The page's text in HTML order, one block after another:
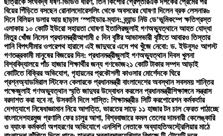
ছাত্রীকে সংঘবদ্ধ ধর্ষণ-ভিডিও ধারণ, তিন কিশোর গ্রেপ্তারএক দশকের প্রেমের পর
বিয়ের পিঁড়িতে বসছেন রোনালদোরেসলিং থেকে অবসরের ঘোষণা দিলেন ব্রক লেসনার৬
দিনে বিলিয়ন ডলার আয় ছাড়াল ‘স্পাইডার-ম্যান: ব্র্যান্ড নিউ ডে’ভূমিকম্পে ক্ষতিগ্রস্ত
এলাকায় ১০ কোটি ইউরো সহায়তা ঘোষণা ইতালিরজুলাই গণঅভ্যুত্থানে আহত যোদ্ধা
মিতুর খোঁজ নিলেন প্রধানমন্ত্রীআগামী ৫ দিন বৃষ্টির আভাসভারী বৃষ্টিতে আবারও তিস্তার
পানি বিপৎসীমার ওপরেপথ হারালে এই জাদুঘরে এসে পথ খুঁজে নেবো: ড. ইউনূস৫ আগস্ট
গণতন্ত্রকামী মানুষের বিজয়ের দিন: প্রধানমন্ত্রীজুলাই গণঅভ্যুত্থান দিবস খুলনা
বিশ্ববিদ্যালয়ে পাঁচ হাজার শিক্ষার্থীর জন্য গণভোজ২১ কোটি টাকার সম্পদ আড়াই
কোটিতে বিক্রির অভিযোগ, গৃহায়নের প্রকৌশলী কাওসার মোর্শেদকে ঘিরে
প্রশ্নঅ্যাডমিরাল স্টিফেন কেলারকে প্রধানমন্ত্রী বাংলাদেশের অবস্থান সবসময় শান্তির
পক্ষেজুলাই গণঅভ্যুত্থান স্মৃতি জাদুঘর উদ্বোধন করলেন প্রধানমন্ত্রীশিক্ষাঙ্গনে সন্ত্রাস
বরদাশত করা হবে না, উসকানি দিলে শাস্তি: শিক্ষামন্ত্রী৪ সিটি করপোরেশন কর্মকর্তার
দেশত্যাগে নিষেধাজ্ঞামান নিয়ে আপত্তি, ভারতের সাড়ে ১১ হাজার টন চাল ফেরত পাঠাচ্ছে
বাংলাদেশহরমুজ প্রণালি ফের চালুর আশা, বিশ্ববাজারে কমল তেলের দামনারী কেলেঙ্কারি
ও ব্যাংক কর্মকর্তা অপহরণের অভিযোগে এনসিপি নেতাকে অব্যাহতিঅস্ট্রেলিয়ার মাঠে